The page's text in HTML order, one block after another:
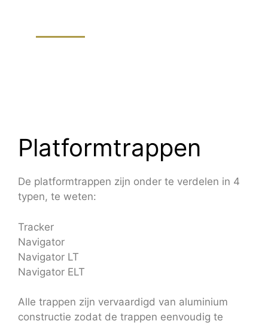
Platformtrappen
De platformtrappen zijn onder te verdelen in 4
typen, te weten:
Tracker
Navigator
Navigator LT
Navigator ELT
Alle trappen zijn vervaardigd van aluminium
constructie zodat de trappen eenvoudig te